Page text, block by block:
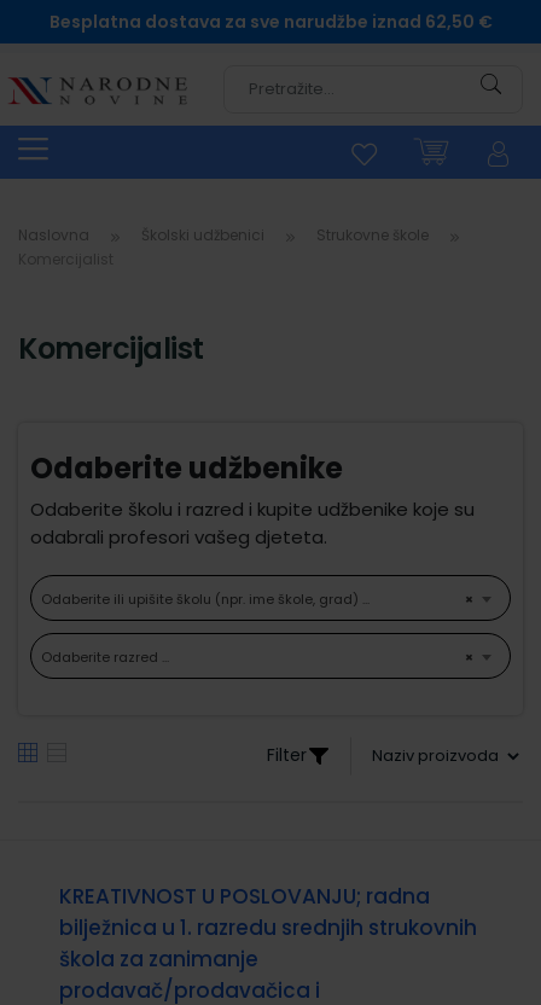
Besplatna dostava za sve narudžbe iznad 62,50 €
Naslovna Školski udžbenici
Strukovne škole
Komercijalist
Odaberite udžbenike
Odaberite školu i razred i kupite udžbenike koje su
odabrali profesori vašeg djeteta.
×
Odaberite ili upišite školu (npr. ime škole, grad) ...
×
Odaberite razred ...
Filter
KREATIVNOST U POSLOVANJU; radna
bilježnica u 1. razredu srednjih strukovnih
škola za zanimanje
prodavač/prodavačica i